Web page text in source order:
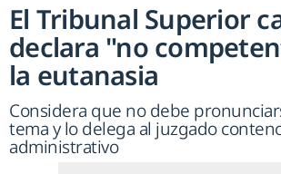
El Tribunal Superior
declara "no
la eutanasia
Considera que no debe
tema y lo delega al juzgado
administrativo